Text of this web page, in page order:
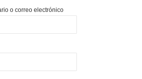
o correo electrónico